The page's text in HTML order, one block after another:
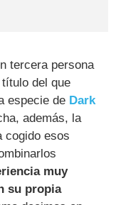
tercera persona
del que
especie de Dark
además, la
cogido esos
muy
su propia